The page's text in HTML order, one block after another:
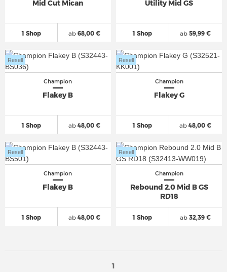
Mid Cut Mican
1 Shop ab68,00 €
Utility Mid GS
1 Shop ab 59,99 €
Champion
Flakey B
1 Shop
Resell
ab48,00 €
Champion
Flakey G
1 Shop
Resell
ab 48,00 €
Champion
Flakey B
1 Shop
Resell
ab48,00 €
Champion
Rebound 2.0 Mid B GS
RD18
1 Shop
Resell
ab 32,39 €
1